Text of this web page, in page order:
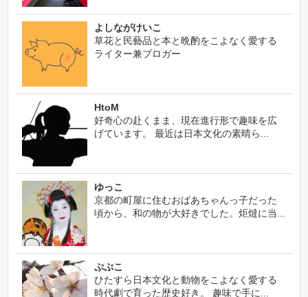
よしながけいこ
草花と民藝品と本と晩酌をこよなく愛する
ライター兼ブロガー
HtoM
好奇心の赴くまま、現在進行形で趣味を広
げています。 最近は日本文化の素晴ら...
ゆっこ
京都の町屋に住むおばあちゃんっ子だった
頃から、和の物が大好きでした。炬燵に当...
ぷぷこ
ひたすら日本文化と動物をこよなく愛する
時代劇で育った歴史好き。 趣味で手に...